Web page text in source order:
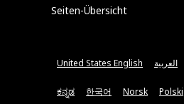
Seiten-Übersicht
United States English العربية
ಕನ್ನಡ 한국어 Norsk Polski